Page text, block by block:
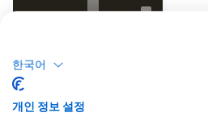
이 다이빙 장소를 이용하는
한국어
개인 정보 설정